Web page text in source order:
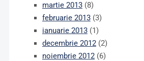
martie 2013(8)
februarie 2013(3)
ianuarie 2013(1)
decembrie 2012(2)
noiembrie 2012(6)